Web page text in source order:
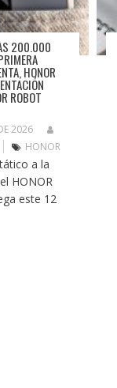
200.000
HONOR
ROBOT
2026
HONOR
a la
HONOR
este 12